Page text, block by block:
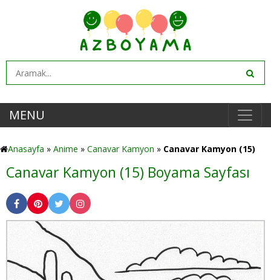
MENU
Anasayfa » Anime » Canavar Kamyon » Canavar Kamyon (15)
Canavar Kamyon (15) Boyama Sayfası